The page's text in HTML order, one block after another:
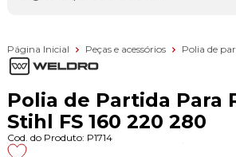
Página Inicial Peças e acessórios Polia de
Polia de Partida Para
Stihl FS 160 220 280
Cod. do Produto: P1714